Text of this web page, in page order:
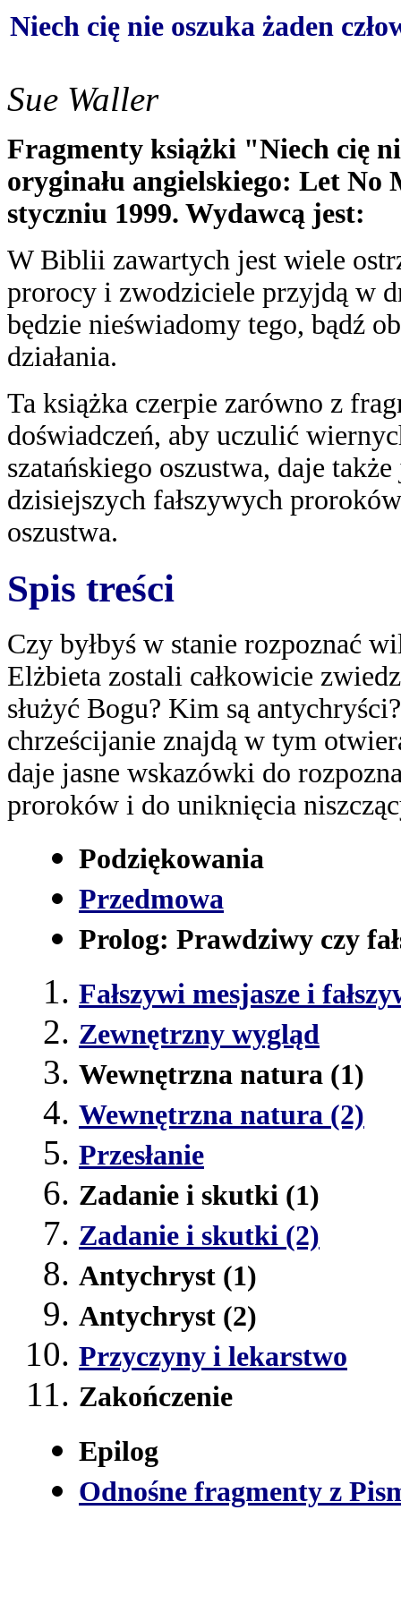
Niech cię nie oszuka żaden
Sue Waller
Fragmenty książki "Niech cię
oryginału angielskiego: Let No
styczniu 1999. Wydawcą jest:
W Biblii zawartych jest wiele
prorocy i zwodziciele przyjdą w
będzie nieświadomy tego, bądź
działania.
Ta książka czerpie zarówno z
doświadczeń, aby uczulić
szatańskiego oszustwa, daje
dzisiejszych fałszywych
oszustwa.
Spis treści
Czy byłbyś w stanie rozpoznać
Elżbieta zostali całkowicie
służyć Bogu? Kim są
chrześcijanie znajdą w tym
daje jasne wskazówki do
proroków i do uniknięcia
Podziękowania
Przedmowa
Prolog: Prawdziwy czy
Fałszywi mesjasze i
Zewnętrzny wygląd
Wewnętrzna natura (1)
Wewnętrzna natura (2)
Przesłanie
Zadanie i skutki (1)
Zadanie i skutki (2)
Antychryst (1)
Antychryst (2)
Przyczyny i lekarstwo
Zakończenie
Epilog
Odnośne fragmenty z